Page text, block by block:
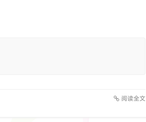
阅读全文